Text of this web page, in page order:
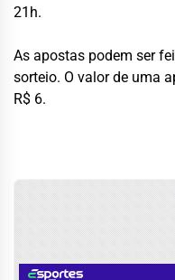
21h.
As apostas podem ser
sorteio. O valor de uma
R$ 6.